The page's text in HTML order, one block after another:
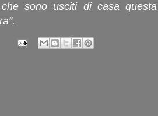
sono usciti di casa questa